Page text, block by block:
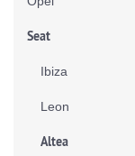
Seat
Ibiza
Leon
Altea